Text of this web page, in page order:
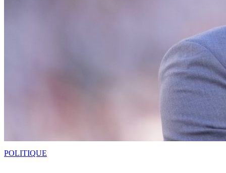
POLITIQUE